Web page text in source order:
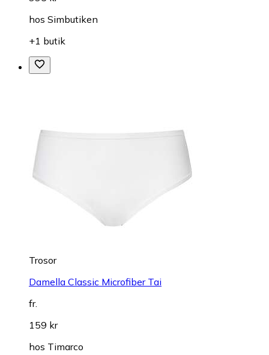
hos Simbutiken
+1 butik
Trosor
Damella Classic Microfiber Tai
fr.
159 kr
hos Timarco